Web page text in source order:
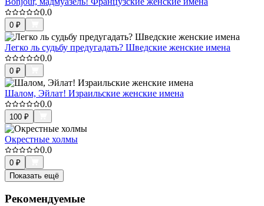
0.0
0 ₽
Легко ль судьбу предугадать? Шведские женские имена
0.0
0 ₽
Шалом, Эйлат! Израильские женские имена
0.0
100 ₽
Окрестные холмы
0.0
0 ₽
Показать ещё
Рекомендуемые